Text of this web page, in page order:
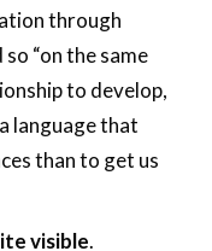
through
“on the same
to develop,
language that
than to get us
visible.